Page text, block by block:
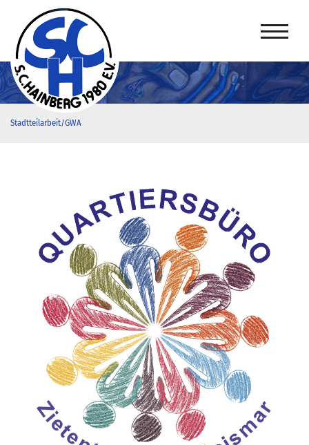
Stadtteilarbeit/GWA